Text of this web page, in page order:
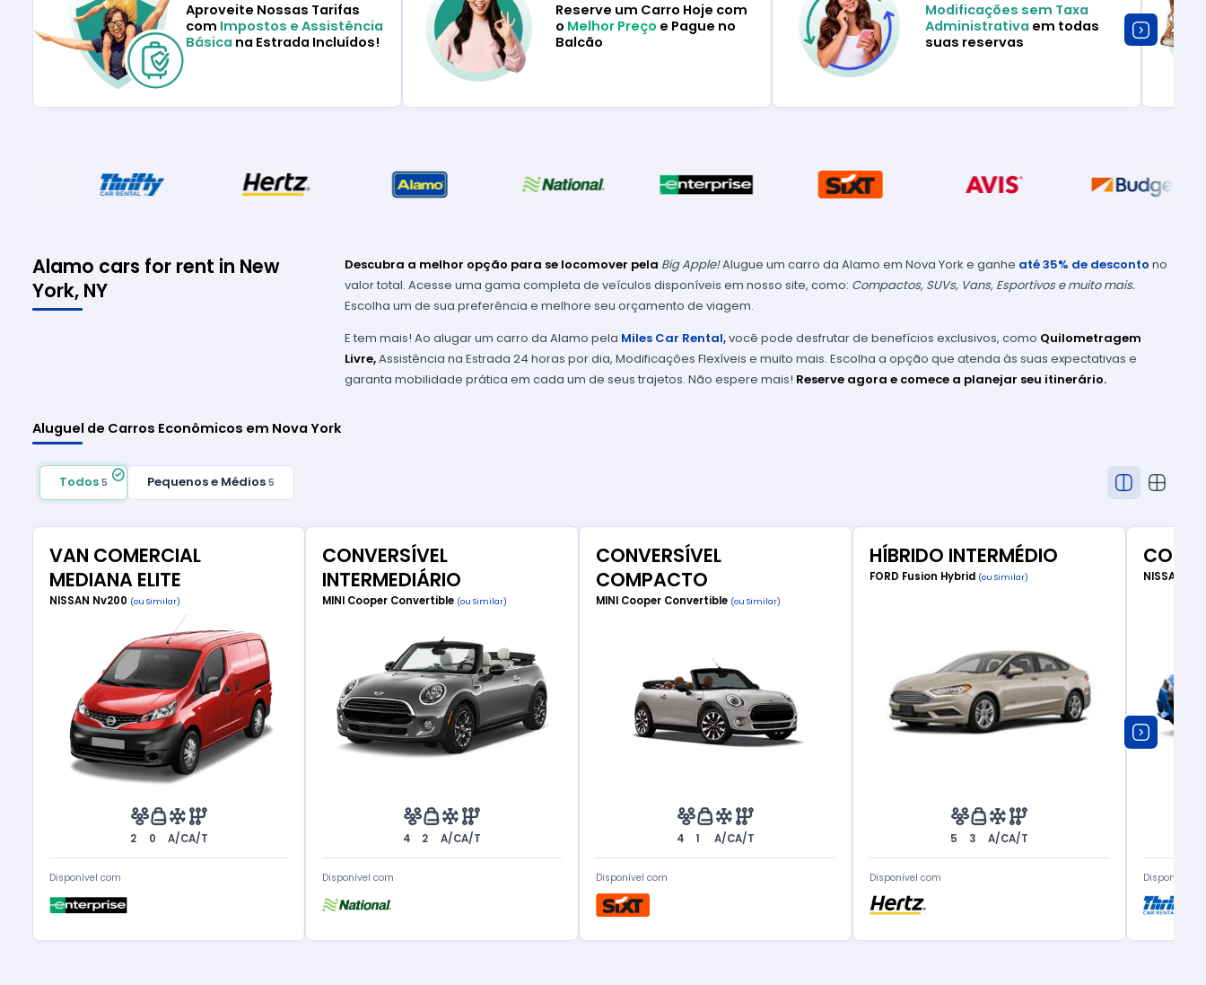
Aproveite Nossas Tarifas
com Impostos e Assistência
Básica na Estrada Incluídos!
Reserve um Carro Hoje com
o Melhor Preço e Pague no
Balcão
Modificações sem Taxa
Administrativa em todas
suas reservas
Alamo cars for rent in New
York, NY
Descubra a melhor opção para se locomover pela Big Apple!Alugue um carro da Alamo em Nova York e ganhe até 35% de desconto no
valor total. Acesse uma gama completa de veículos disponíveis em nosso site, como: Compactos, SUVs, Vans, Esportivos e muito mais.
Escolha um de sua preferência e melhore seu orçamento de viagem.
E tem mais! Ao alugar um carro da Alamo pela Miles Car Rental,você pode desfrutar de benefícios exclusivos, como Quilometragem
Livre,Assistência na Estrada 24 horas por dia, Modificações Flexíveis e muito mais. Escolha a opção que atenda às suas expectativas e
garanta mobilidade prática em cada um de seus trajetos. Não espere mais! Reserve agora e comece a planejar seu itinerário.
Aluguel de Carros Econômicos em Nova York
Todos 5 Pequenos e Médios5
VAN COMERCIAL
MEDIANA ELITE
NISSAN Nv200 (ou Similar)
2 0 A/CA/T
Disponível com
CONVERSÍVEL
INTERMEDIÁRIO
MINI Cooper Convertible (ou Similar)
4 2 A/CA/T
Disponível com
CONVERSÍVEL
COMPACTO
MINI Cooper Convertible (ou Similar)
4 1 A/CA/T
Disponível com
HÍBRIDO INTERMÉDIO
FORD Fusion Hybrid (ou Similar)
5 3 A/CA/T
Disponível com
NISSAN
Disponível